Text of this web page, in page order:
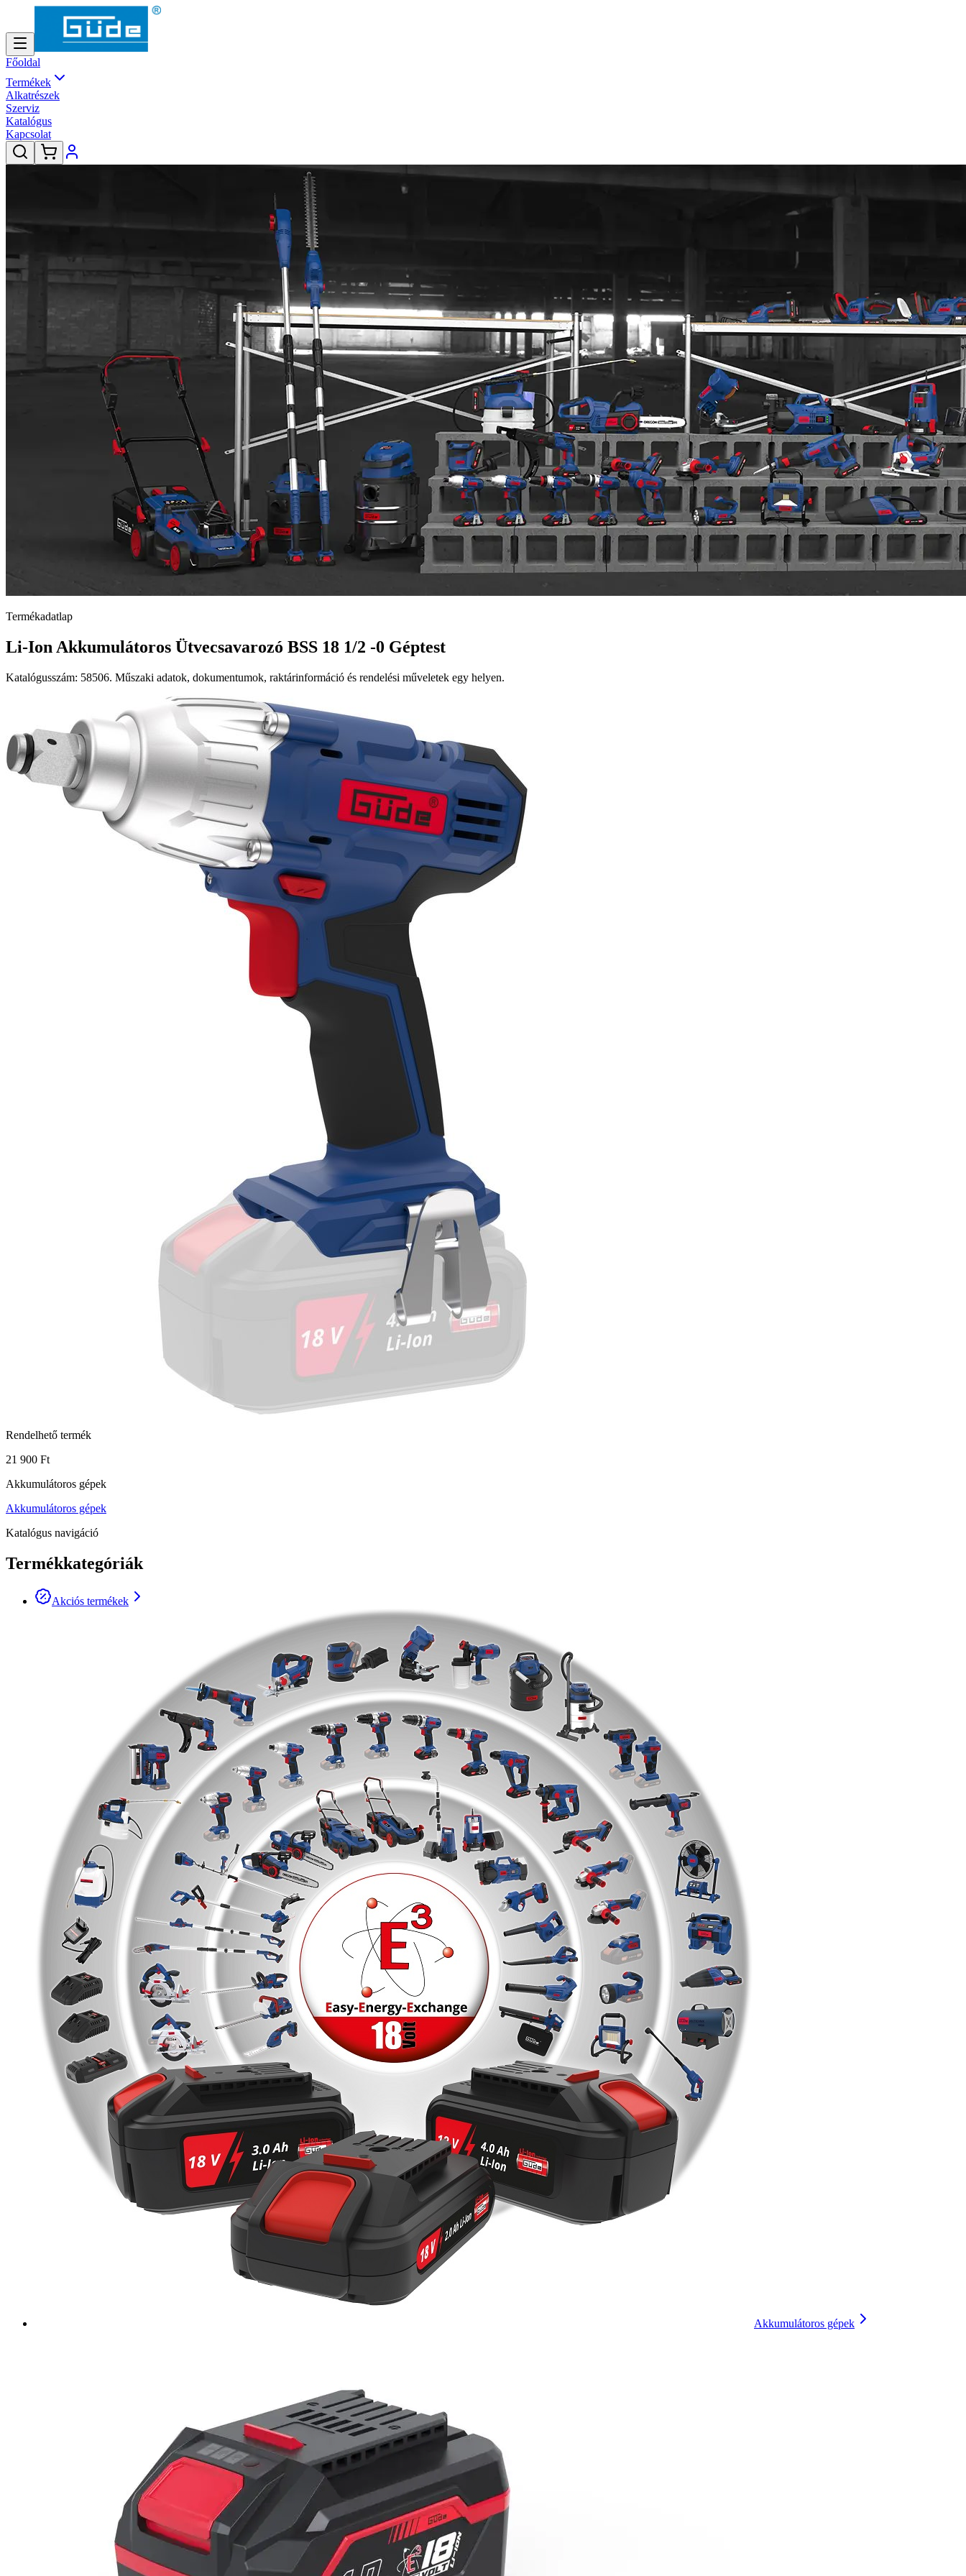
Főoldal
Termékek
Alkatrészek
Szerviz
Katalógus
Kapcsolat
Termékadatlap
Li-Ion Akkumulátoros Ütvecsavarozó BSS 18 1/2 -0 Géptest
Katalógusszám: 58506. Műszaki adatok, dokumentumok, raktárinformáció és rendelési műveletek egy helyen.
Rendelhető termék
21 900 Ft
Akkumulátoros gépek
Akkumulátoros gépek
Katalógus navigáció
Termékkategóriák
Akciós termékek
Akkumulátoros gépek